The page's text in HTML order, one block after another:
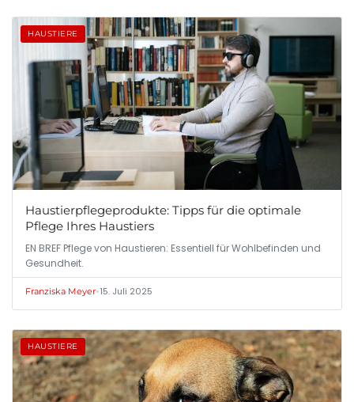
HAUSTIERE
Haustierpflegeprodukte: Tipps für die optimale
Pflege Ihres Haustiers
EN BREF Pflege von Haustieren: Essentiell für Wohlbefinden und
Gesundheit.
Franziska Meyer•15. Juli 2025
HAUSTIERE